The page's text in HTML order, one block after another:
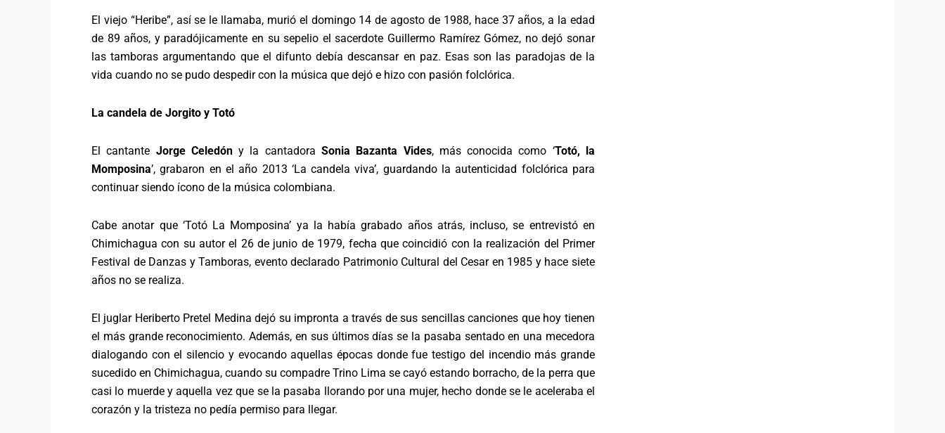
El viejo “Heribe”, así se le llamaba, murió el domingo 14 de agosto de 1988, hace 37 años, a la edad
de 89 años, y paradójicamente en su sepelio el sacerdote Guillermo Ramírez Gómez, no dejó sonar
las tamboras argumentando que el difunto debía descansar en paz. Esas son las paradojas de la
vida cuando no se pudo despedir con la música que dejó e hizo con pasión folclórica.
La candela de Jorgito y Totó
El cantante Jorge Celedóny la cantadoraSonia Bazanta Vides, más conocida como ‘Totó, la
Momposina’, grabaron en el año 2013 ‘La candela viva’, guardando la autenticidad folclórica para
continuar siendo ícono de la música colombiana.
Cabe anotar que ‘Totó La Momposina’ ya la había grabado años atrás, incluso, se entrevistó en
Chimichagua con su autor el 26 de junio de 1979, fecha que coincidió con la realización del Primer
Festival de Danzas y Tamboras, evento declarado Patrimonio Cultural del Cesar en 1985 y hace siete
años no se realiza.
El juglar Heriberto Pretel Medina dejó su impronta a través de sus sencillas canciones que hoy tienen
el más grande reconocimiento. Además, en sus últimos días se la pasaba sentado en una mecedora
dialogando con el silencio y evocando aquellas épocas donde fue testigo del incendio más grande
sucedido en Chimichagua, cuando su compadre Trino Lima se cayó estando borracho, de la perra que
casi lo muerde y aquella vez que se la pasaba llorando por una mujer, hecho donde se le aceleraba el
corazón y la tristeza no pedía permiso para llegar.